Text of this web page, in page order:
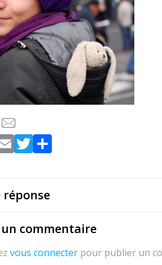
EmailTwitter
réponse
un commentaire
vous connecter pour publier un